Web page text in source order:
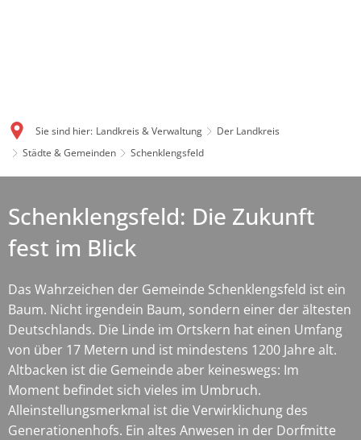
Sie sind hier: Landkreis & Verwaltung
Der Landkreis
Städte & Gemeinden
Schenklengsfeld
Schenklengsfeld: Die Zukunft
fest im Blick
Das Wahrzeichen der Gemeinde Schenklengsfeld ist ein
Baum. Nicht irgendein Baum, sondern einer der ältesten
Deutschlands. Die Linde im Ortskern hat einen Umfang
von über 17 Metern und ist mindestens 1200 Jahre alt.
Altbacken ist die Gemeinde aber keineswegs: Im
Moment befindet sich vieles im Umbruch.
Alleinstellungsmerkmal ist die Verwirklichung des
Generationenhofs. Ein altes Anwesen in der Dorfmitte